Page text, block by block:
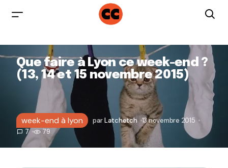
Que faire à Lyon ce week-end ?
(13, 14 et 15 novembre 2015)
week-end à lyon parLatchetch 13 novembre 2015
7
79